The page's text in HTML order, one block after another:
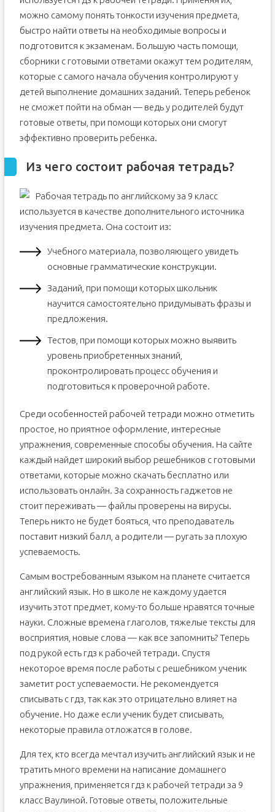
можно самому понять тонкости изучения предмета,
быстро найти ответы на необходимые вопросы и
подготовится к экзаменам. Большую часть помощи,
сборники с готовыми ответами окажут тем родителям,
которые с самого начала обучения контролируют у
детей выполнение домашних заданий. Теперь ребенок
не сможет пойти на обман — ведь у родителей будут
готовые ответы, при помощи которых они смогут
эффективно проверить ребенка.
Из чего состоит рабочая тетрадь?
Рабочая тетрадь по английскому за 9 класс
используется в качестве дополнительного источника
изучения предмета. Она состоит из:
Учебного материала, позволяющего увидеть
основные грамматические конструкции.
Заданий, при помощи которых школьник
научится самостоятельно придумывать фразы и
предложения.
Тестов, при помощи которых можно выявить
уровень приобретенных знаний,
проконтролировать процесс обучения и
подготовиться к проверочной работе.
Среди особенностей рабочей тетради можно отметить
простое, но приятное оформление, интересные
упражнения, современные способы обучения. На сайте
каждый найдет широкий выбор решебников с готовыми
ответами, которые можно скачать бесплатно или
использовать онлайн. За сохранность гаджетов не
стоит переживать — файлы проверены на вирусы.
Теперь никто не будет бояться, что преподаватель
поставит низкий балл, а родители — ругать за плохую
успеваемость.
Самым востребованным языком на планете считается
английский язык. Но в школе не каждому удается
изучить этот предмет, кому-то больше нравятся точные
науки. Сложные времена глаголов, тяжелые тексты для
восприятия, новые слова — как все запомнить? Теперь
под рукой есть гдз к рабочей тетради. Спустя
некоторое время после работы с решебником ученик
заметит рост успеваемости. Не рекомендуется
списывать с гдз, так как это отрицательно влияет на
обучение. Но даже если ученик будет списывать,
некоторые правила отложатся в голове.
Для тех, кто всегда мечтал изучить английский язык и не
тратить много времени на написание домашнего
упражнения, применяется гдз к рабочей тетради за 9
класс Ваулиной. Готовые ответы, положительные